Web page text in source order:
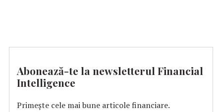
Abonează-te la newsletterul Financial
Intelligence
Primește cele mai bune articole financiare.